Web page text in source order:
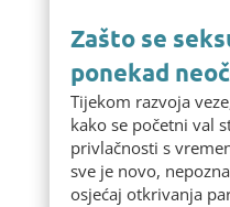
Zašto se
ponekad
Tijekom razvoja
kako se početni val
privlačnosti s
sve je novo,
osjećaj otkrivanja